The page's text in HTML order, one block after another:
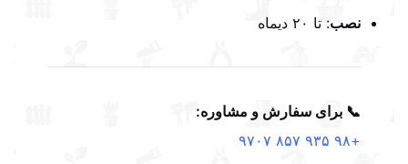
نصب: تا ۲۰ دیماه
📞 برای سفارش و مشاوره:
+۹۸ ۹۳۵ ۸۵۷ ۹۷۰۷